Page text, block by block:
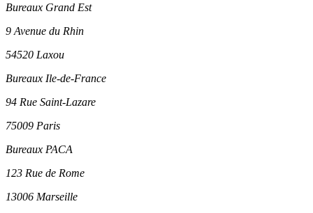
Bureaux Grand Est
9 Avenue du Rhin
54520 Laxou
Bureaux Ile-de-France
94 Rue Saint-Lazare
75009 Paris
Bureaux PACA
123 Rue de Rome
13006 Marseille